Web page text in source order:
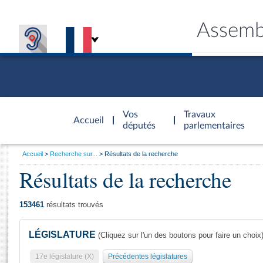
Accueil
d'accueil
Vos
députés
Travaux
parlementaires
Général
Vous
Accueil Recherche sur... Résultats de la recherche
Résultats de la recherche
153461 résultats trouvés
LÉGISLATURE (Cliquez sur l'un des boutons pour faire un choix)
17e législature (X) Précédentes législatures